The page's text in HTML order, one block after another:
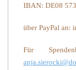
IBAN: DE08
über PayPal an:
Für